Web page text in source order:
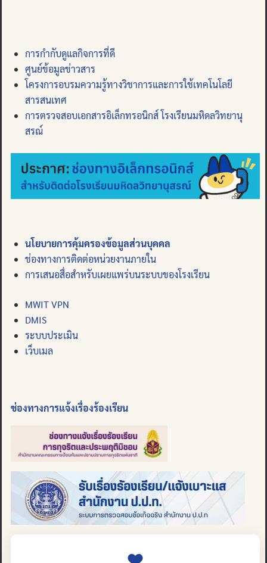
การกำกับดูแลกิจการที่ดี
ศูนย์ข้อมูลข่าวสาร
โครงการอบรมความรู้ทางวิชาการและการใช้เทคโนโลยี
สารสนเทศ
การตรวจสอบเอกสารอิเล็กทรอนิกส์ โรงเรียนมหิดลวิทยานุ
สรณ์
นโยบายการคุ้มครองข้อมูลส่วนบุคคล
ช่องทางการติดต่อหน่วยงานภายใน
การเสนอสื่อสำหรับเผยแพร่บนระบบของโรงเรียน
MWIT VPN
DMIS
ระบบประเมิน
เว็บเมล
ช่องทางการแจ้งเรื่องร้องเรียน